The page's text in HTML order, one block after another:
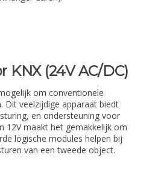
(24V AC/DC)
om conventionele
Dit veelzijdige apparaat biedt
en ondersteuning voor
12V maakt het gemakkelijk om
logische modules helpen bij
van een tweede object.